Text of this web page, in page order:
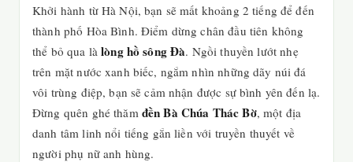
Khởi hành từ Hà Nội, bạn sẽ mất khoảng 2 tiếng để đến
thành phố Hòa Bình. Điểm dừng chân đầu tiên không
thể bỏ qua làlòng hồ sông Đà. Ngồi thuyền lướt nhẹ
trên mặt nước xanh biếc, ngắm nhìn những dãy núi đá
vôi trùng điệp, bạn sẽ cảm nhận được sự bình yên đến lạ.
Đừng quên ghé thăm đền Bà Chúa Thác Bờ, một địa
danh tâm linh nổi tiếng gắn liền với truyền thuyết về
người phụ nữ anh hùng.